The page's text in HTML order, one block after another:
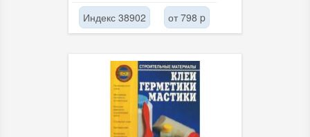
Индекс 38902 от 798 p